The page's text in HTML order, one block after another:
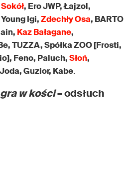
Sokół, Ero JWP, Łajzol,
Igi,Zdechły Osa, BARTO
Kaz Bałagane,
TUZZA, Spółka ZOO [Frosti,
Feno, Paluch,Słoń,
Guzior, Kabe.
w kości– odsłuch